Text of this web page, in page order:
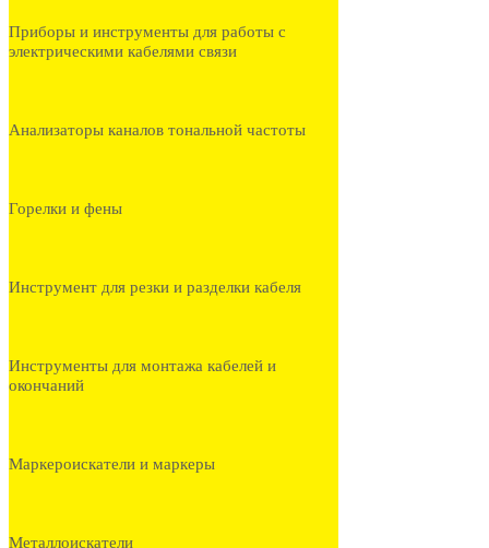
Приборы и инструменты для работы с
электрическими кабелями связи
Анализаторы каналов тональной частоты
Горелки и фены
Инструмент для резки и разделки кабеля
Инструменты для монтажа кабелей и
окончаний
Маркероискатели и маркеры
Металлоискатели